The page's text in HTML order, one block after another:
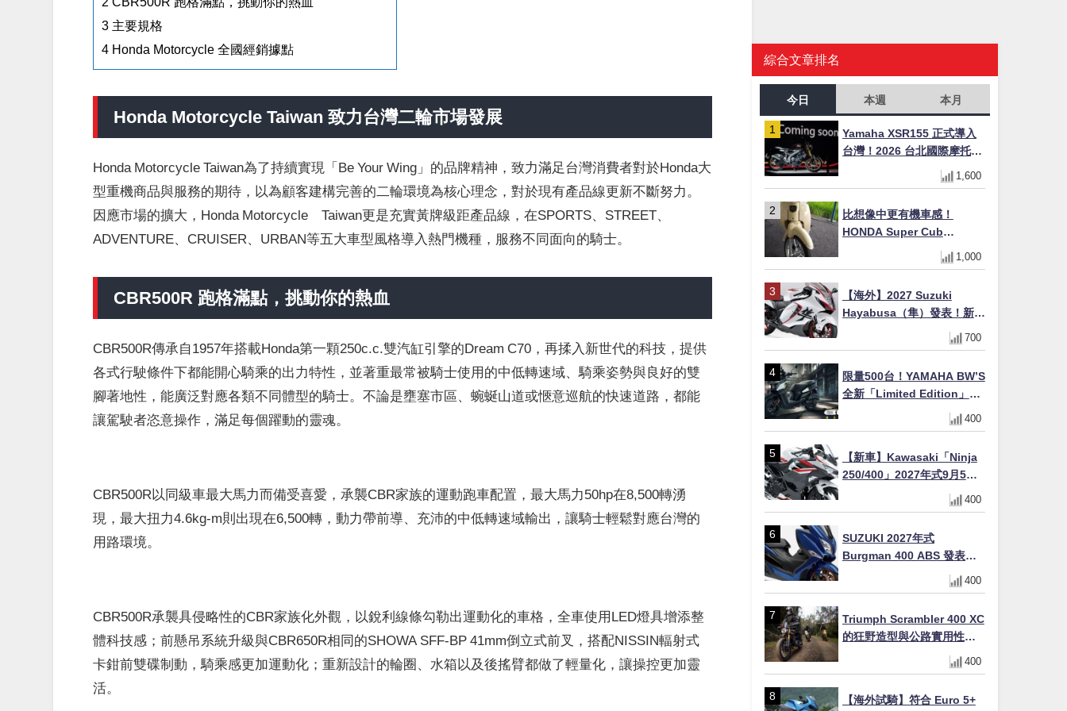
3 主要規格
4 Honda Motorcycle 全國經銷據點
Honda Motorcycle Taiwan 致力台灣二輪市場發展
Honda Motorcycle Taiwan為了持續實現「Be Your Wing」的品牌精神，致力滿足台灣消費者對於Honda大
型重機商品與服務的期待，以為顧客建構完善的二輪環境為核心理念，對於現有產品線更新不斷努力。
因應市場的擴大，Honda Motorcycle Taiwan更是充實黃牌級距產品線，在SPORTS、STREET、
ADVENTURE、CRUISER、URBAN等五大車型風格導入熱門機種，服務不同面向的騎士。
CBR500R 跑格滿點，挑動你的熱血
CBR500R傳承自1957年搭載Honda第一顆250c.c.雙汽缸引擎的Dream C70，再揉入新世代的科技，提供
各式行駛條件下都能開心騎乘的出力特性，並著重最常被騎士使用的中低轉速域、騎乘姿勢與良好的雙
腳著地性，能廣泛對應各類不同體型的騎士。不論是壅塞市區、蜿蜒山道或愜意巡航的快速道路，都能
讓駕駛者恣意操作，滿足每個躍動的靈魂。
CBR500R以同級車最大馬力而備受喜愛，承襲CBR家族的運動跑車配置，最大馬力50hp在8,500轉湧
現，最大扭力4.6kg-m則出現在6,500轉，動力帶前導、充沛的中低轉速域輸出，讓騎士輕鬆對應台灣的
用路環境。
CBR500R承襲具侵略性的CBR家族化外觀，以銳利線條勾勒出運動化的車格，全車使用LED燈具增添整
體科技感；前懸吊系統升級與CBR650R相同的SHOWA SFF-BP 41mm倒立式前叉，搭配NISSIN輻射式
卡鉗前雙碟制動，騎乘感更加運動化；重新設計的輪圈、水箱以及後搖臂都做了輕量化，讓操控更加靈
活。
綜合文章排名
今日 本週 本月
Yamaha XSR155 正式導入
台灣！2026 台北國際摩托車
展亮相，70 週年紀念版
YZF-R 系列限量追加販售
1,600
比想像中更有機車感！
HONDA Super Cub
110【Webike愛車精選】
1,000
【海外】2027 Suzuki
Hayabusa（隼）發表！新增
Special Edition 特仕版，全
新珍珠白塗裝與專屬配備登
700
限量500台！YAMAHA BW’S
全新「Limited Edition」都
市探索限定色 GOOPiMADE
聯名包同步登場
400
【新車】Kawasaki「Ninja
250/400」2027年式9月5日
日本發售！新塗裝登場×價格
不變×輔助滑動式離合器
400
SUZUKI 2027年式
Burgman 400 ABS 發表！
8/18日本上市、支援E10汽油
售價98萬100日圓
400
Triumph Scrambler 400 XC
的狂野造型與公路實用性的
400
【海外試騎】符合 Euro 5+